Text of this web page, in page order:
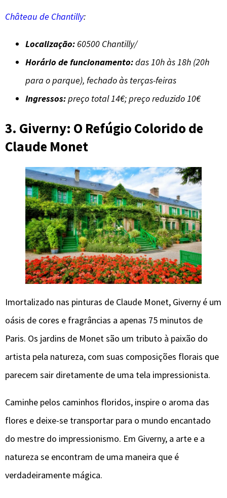
Château de Chantilly:
Localização: 60500 Chantilly/
Horário de funcionamento:das 10h às 18h (20h
para o parque), fechado às terças-feiras
Ingressos:preço total 14€; preço reduzido 10€
3. Giverny: O Refúgio Colorido de
Claude Monet
Imortalizado nas pinturas de Claude Monet, Giverny é um
oásis de cores e fragrâncias a apenas 75 minutos de
Paris. Os jardins de Monet são um tributo à paixão do
artista pela natureza, com suas composições florais que
parecem sair diretamente de uma tela impressionista.
Caminhe pelos caminhos floridos, inspire o aroma das
flores e deixe-se transportar para o mundo encantado
do mestre do impressionismo. Em Giverny, a arte e a
natureza se encontram de uma maneira que é
verdadeiramente mágica.